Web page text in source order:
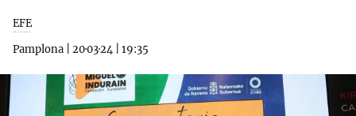
EFE
Pamplona
20·03·24 19:35